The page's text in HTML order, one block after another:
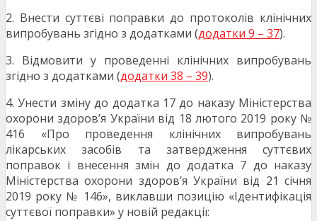
2. Внести суттєві поправки до протоколів клінічних
випробувань згідно з додатками (додатки 9 – 37).
3. Відмовити у проведенні клінічних випробувань
згідно з додатками (додатки 38 – 39).
4. Унести зміну до додатка 17 до наказу Міністерства
охорони здоров’я України від 18 лютого 2019 року №
416 «Про проведення клінічних випробувань
лікарських засобів та затвердження суттєвих
поправок і внесення змін до додатка 7 до наказу
Міністерства охорони здоров’я України від 21 січня
2019 року № 146», виклавши позицію «Ідентифікація
суттєвої поправки» у новій редакції: